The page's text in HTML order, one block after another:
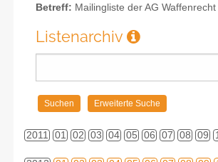
Betreff: Mailingliste der AG Waffenrecht
Listenarchiv
2011 01 02 03 04 05 06 07 08 09